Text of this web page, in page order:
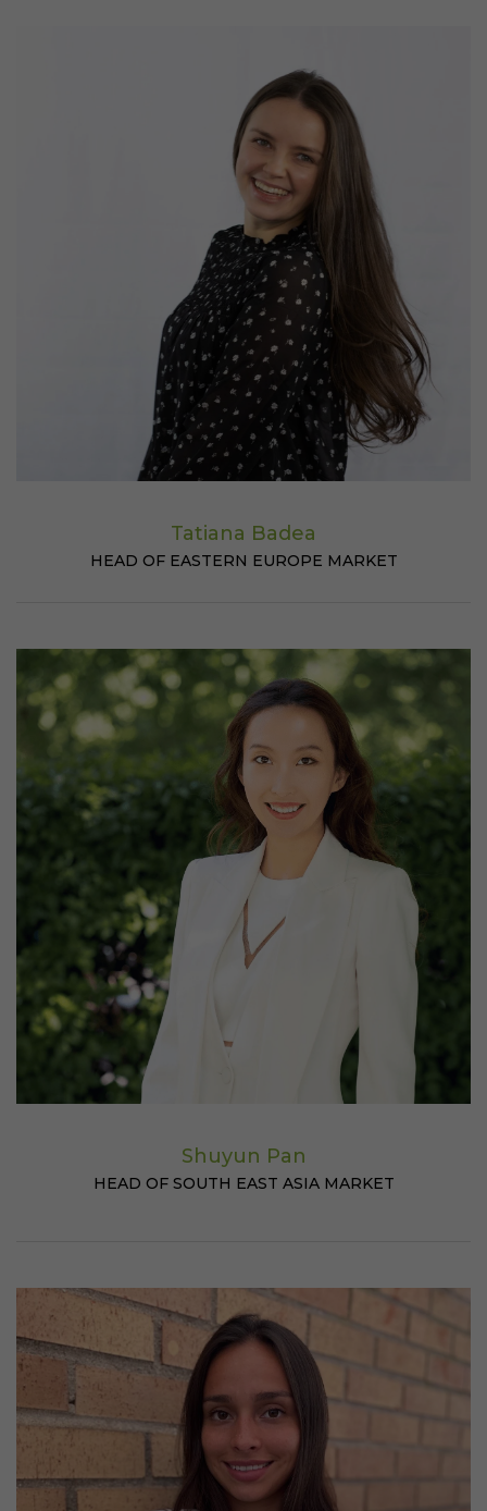
Tatiana Badea
HEAD OF EASTERN EUROPE MARKET
Shuyun Pan
HEAD OF SOUTH EAST ASIA MARKET